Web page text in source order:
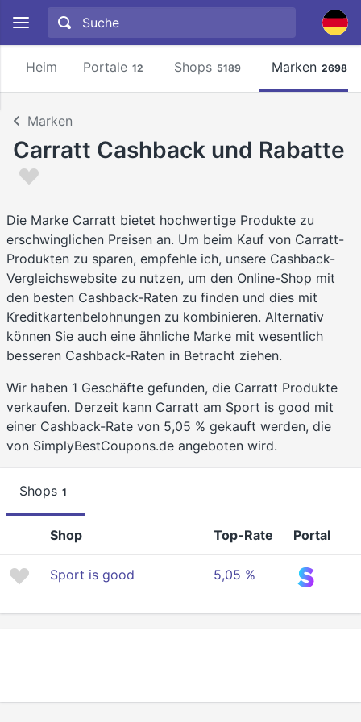
Heim Portale 12 Shops 5189 Marken 2698
Marken
Carratt Cashback und Rabatte
Die Marke Carratt bietet hochwertige Produkte zu
erschwinglichen Preisen an. Um beim Kauf von Carratt-
Produkten zu sparen, empfehle ich, unsere Cashback-
Vergleichswebsite zu nutzen, um den Online-Shop mit
den besten Cashback-Raten zu finden und dies mit
Kreditkartenbelohnungen zu kombinieren. Alternativ
können Sie auch eine ähnliche Marke mit wesentlich
besseren Cashback-Raten in Betracht ziehen.
Wir haben 1 Geschäfte gefunden, die Carratt Produkte
verkaufen. Derzeit kann Carratt am Sport is good mit
einer Cashback-Rate von 5,05 % gekauft werden, die
von SimplyBestCoupons.de angeboten wird.
Shops 1
Shop Top-Rate Portal
Sport is good 5,05 %